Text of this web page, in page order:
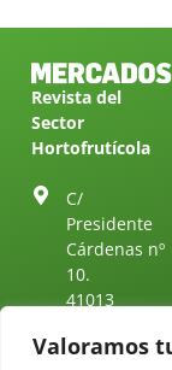
Valoramos
Revista del
Sector
Hortofrutícola
C/
Presidente
Cárdenas nº
10.
41013
ESPAÑA